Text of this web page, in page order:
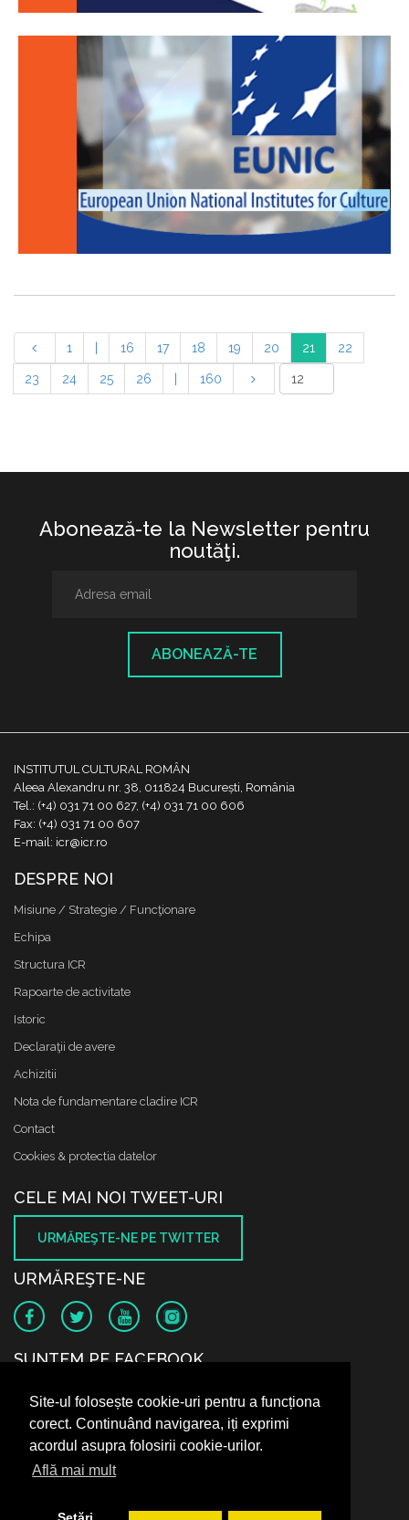
Site-ul folosește cookie-uri pentru a funcționa
corect. Continuând navigarea, iți exprimi
acordul asupra folosirii cookie-urilor.
Află mai mult
1 16 17 18 19 20 21 22
23 24 25 26 160
Abonează-te la Newsletter pentru
noutăţi.
ABONEAZĂ-TE
INSTITUTUL CULTURAL ROMÂN
Aleea Alexandru nr. 38, 011824 București, România
Tel.: (+4) 031 71 00 627, (+4) 031 71 00 606
Fax: (+4) 031 71 00 607
E-mail: icr@icr.ro
DESPRE NOI
Misiune / Strategie / Funcţionare
Echipa
Structura ICR
Rapoarte de activitate
Istoric
Declaraţii de avere
Achizitii
Nota de fundamentare cladire ICR
Contact
Cookies & protectia datelor
CELE MAI NOI TWEET-URI
URMĂREŞTE-NE PE TWITTER
URMĂREŞTE-NE
SUNTEM PE FACEBOOK